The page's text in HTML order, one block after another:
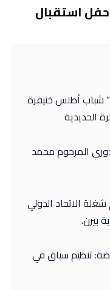
استقبال
شباب أطلس خنيفرة
الحديدية
لدوري المرحوم محمد
الاتحاد الدولي
بيرن.
تنظيم سباق في